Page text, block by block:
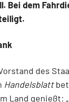
Bei dem
des
Handelsblatt
Land genießt: